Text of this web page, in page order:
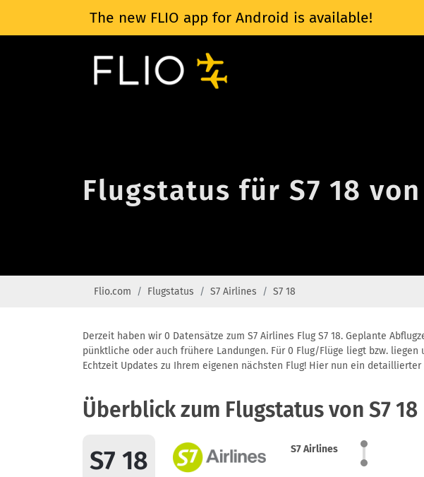
The new FLIO app for Android is available!
Flugstatus für S7 18
Flio.com Flugstatus S7 Airlines S7 18
Derzeit haben wir 0 Datensätze zum S7 Airlines Flug S7 18. Geplante
pünktliche oder auch frühere Landungen. Für 0 Flug/Flüge liegt bzw.
Echtzeit Updates zu Ihrem eigenen nächsten Flug! Hier nun ein
Überblick zum Flugstatus von S7 18
S7 18 S7 Airlines